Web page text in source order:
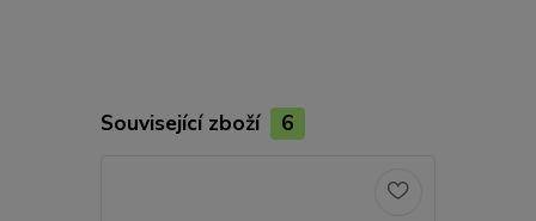
Související zboží 6